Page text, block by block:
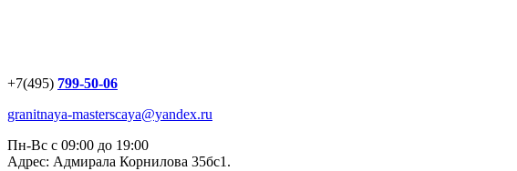
+7(495) 799-50-06
granitnaya-masterscaya@yandex.ru
Пн-Вс с 09:00 до 19:00
Адрес: Адмирала Корнилова 35бс1.